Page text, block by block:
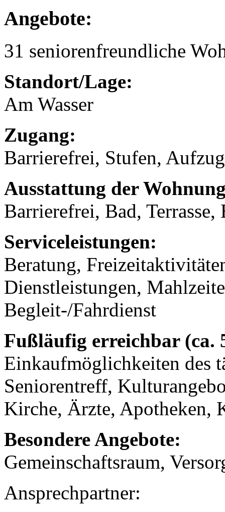
Angebote:
31 seniorenfreundliche
Standort/Lage:
Am Wasser
Zugang:
Barrierefrei, Stufen, Aufzug
Ausstattung der
Barrierefrei, Bad, Terrasse,
Serviceleistungen:
Beratung,
Dienstleistungen,
Begleit-/Fahrdienst
Fußläufig erreichbar (ca.
Einkaufmöglichkeiten des
Seniorentreff,
Kirche, Ärzte, Apotheken,
Besondere Angebote:
Gemeinschaftsraum,
Ansprechpartner: